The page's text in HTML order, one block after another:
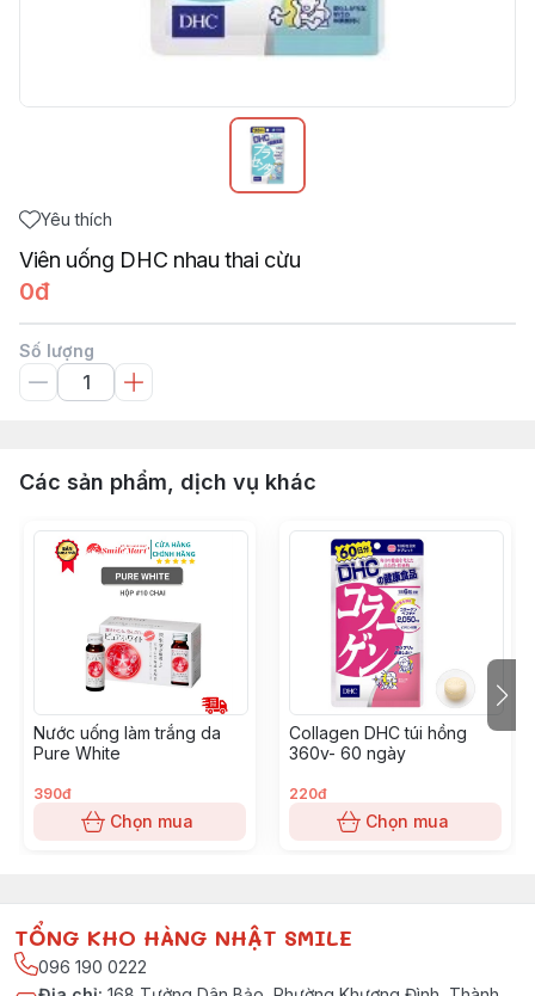
Yêu thích
Viên uống DHC nhau thai cừu
0đ
Số lượng
Các sản phẩm, dịch vụ khác
Nước uống làm trắng da
Pure White
390đ
Chọn mua
Collagen DHC túi hồng
360v- 60 ngày
220đ
Chọn mua
TỔNG KHO HÀNG NHẬT SMILE
096 190 0222